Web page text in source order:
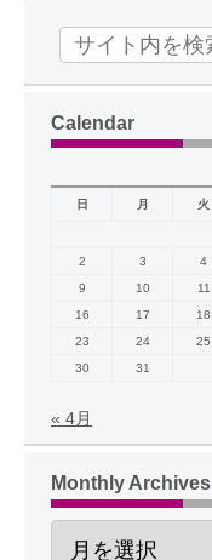
Calendar
日 月 火
2
3 4
9
10 11
16
17 18
23
24 25
30
31
« 4月
Monthly Archives